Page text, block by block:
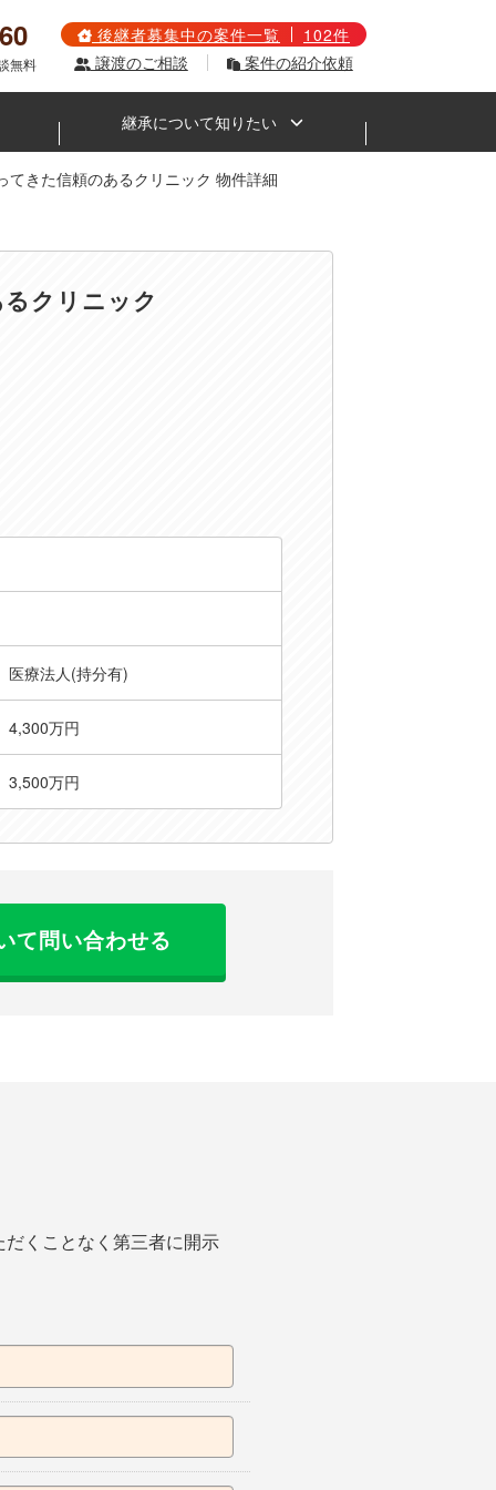
無料
後継者募集中の案件一覧
102件
譲渡のご相談
案件の紹介依頼
継承について知りたい
きた信頼のあるクリニック 物件詳細
クリニック
医療法人(持分有)
4,300万円
3,500万円
て問い合わせる
くことなく第三者に開示